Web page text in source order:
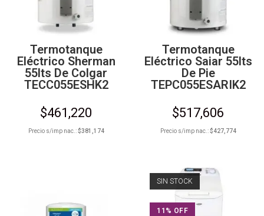
Termotanque
Eléctrico Sherman
55lts De Colgar
TECC055ESHK2
$461,220
Precio s/imp nac.:$381,174
Termotanque
Eléctrico Saiar 55lts
De Pie
TEPC055ESARIK2
$517,606
Precio s/imp nac.:$427,774
SIN STOCK
11% OFF